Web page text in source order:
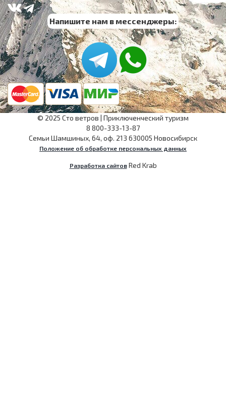
Напишите нам в мессенджеры:
© 2025 Сто ветров | Приключенческий туризм
8 800-333-13-87
Семьи Шамшиных, 64, оф. 213 630005 Новосибирск
Положение об обработке персональных данных
Разработка сайтовRed Krab